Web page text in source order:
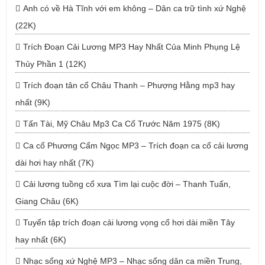
Anh có về Hà Tĩnh với em không – Dân ca trữ tình xứ Nghệ
(22K)
Trích Đoạn Cải Lương MP3 Hay Nhất Của Minh Phụng Lệ
Thủy Phần 1 (12K)
Trích đoạn tân cổ Châu Thanh – Phượng Hằng mp3 hay
nhất (9K)
Tấn Tài, Mỹ Châu Mp3 Ca Cổ Trước Năm 1975 (8K)
Ca cổ Phương Cẩm Ngọc MP3 – Trích đoạn ca cổ cải lương
dài hơi hay nhất (7K)
Cải lương tuồng cổ xưa Tìm lại cuộc đời – Thanh Tuấn,
Giang Châu (6K)
Tuyển tập trích đoạn cải lương vọng cổ hơi dài miền Tây
hay nhất (6K)
Nhạc sống xứ Nghệ MP3 – Nhạc sống dân ca miền Trung,